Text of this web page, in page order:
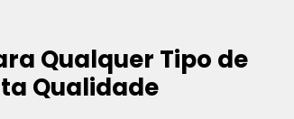
Qualquer Tipo de
Qualidade